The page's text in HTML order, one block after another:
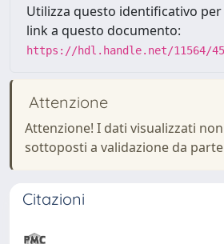
Utilizza questo identificativo
link a questo documento:
https://hdl.handle.net/11564/
Attenzione
Attenzione! I dati visualizzati
sottoposti a validazione da
Citazioni